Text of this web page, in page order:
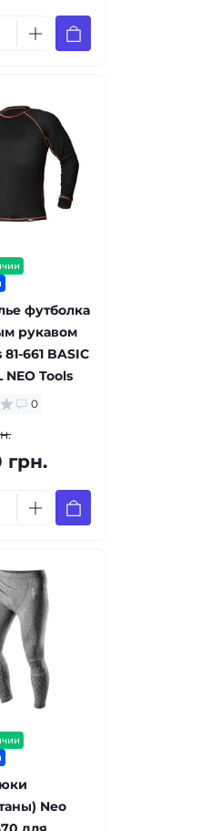
футболка
рукавом
661 BASIC
NEO Tools
0
грн.
Neo